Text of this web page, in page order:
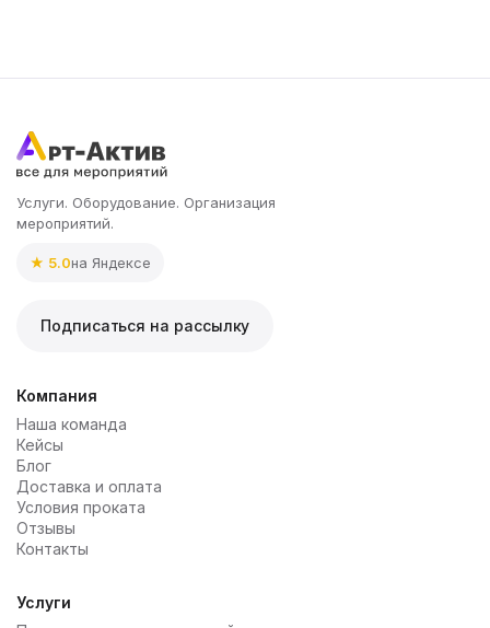
Услуги. Оборудование. Организация
мероприятий.
★ 5.0на Яндексе
Подписаться на рассылку
Компания
Наша команда
Кейсы
Блог
Доставка и оплата
Условия проката
Отзывы
Контакты
Услуги